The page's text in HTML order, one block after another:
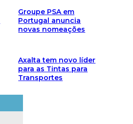
Groupe PSA em
Portugal anuncia
novas nomeações
Axalta tem novo líder
para as Tintas para
Transportes